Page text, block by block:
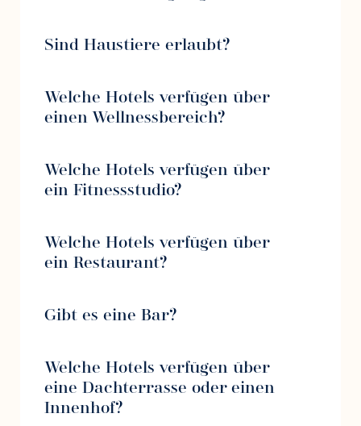
Sind Haustiere erlaubt?
Welche Hotels verfügen über
einen Wellnessbereich?
Welche Hotels verfügen über
ein Fitnessstudio?
Welche Hotels verfügen über
ein Restaurant?
Gibt es eine Bar?
Welche Hotels verfügen über
eine Dachterrasse oder einen
Innenhof?